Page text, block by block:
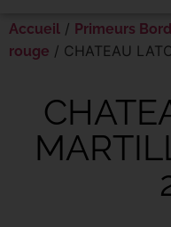
Accueil / Primeurs
rouge / CHATEAU